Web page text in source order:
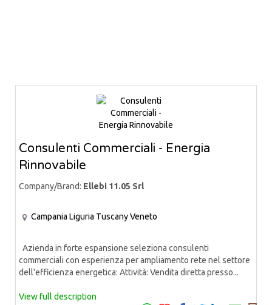
Consulenti Commerciali - Energia
Rinnovabile
Company/Brand: Ellebi 11.05 Srl
Campania Liguria TuscanyVeneto
Azienda in forte espansione seleziona consulenti
commerciali con esperienza per ampliamento rete nel settore
dell'efficienza energetica: Attività: Vendita diretta presso...
View full description